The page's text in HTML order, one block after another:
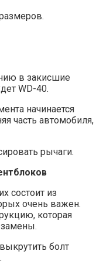
в закисшие
WD-40.
начинается
часть автомобиля,
рычаги.
состоит из
очень важен.
которая
болт